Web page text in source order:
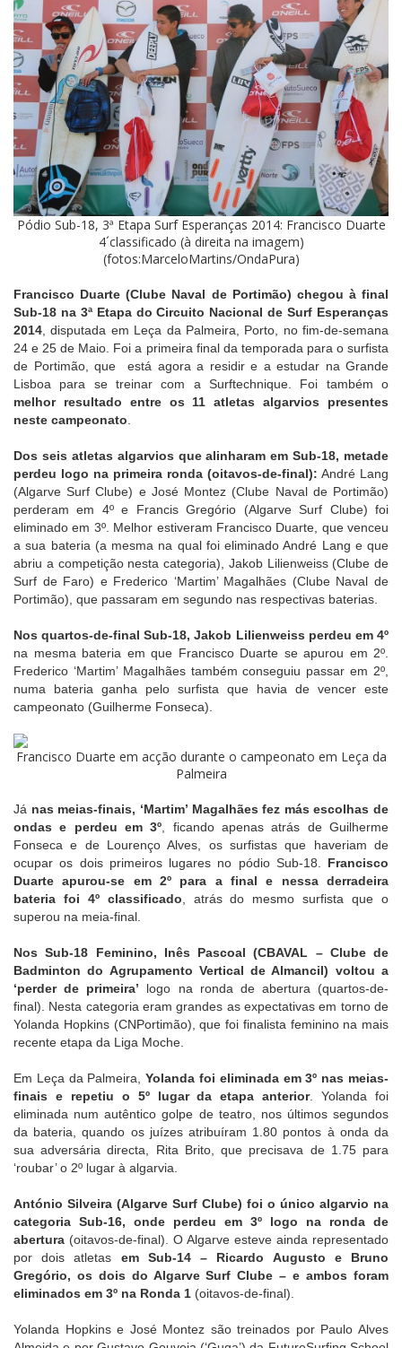
Pódio Sub-18, 3ª Etapa Surf Esperanças 2014: Francisco Duarte
4´classificado (à direita na imagem)
(fotos:MarceloMartins/OndaPura)
Francisco Duarte (Clube Naval de Portimão) chegou à final
Sub-18 na 3ª Etapa do Circuito Nacional de Surf Esperanças
2014, disputada em Leça da Palmeira, Porto, no fim-de-semana
24 e 25 de Maio. Foi a primeira final da temporada para o surfista
de Portimão, que está agora a residir e a estudar na Grande
Lisboa para se treinar com a Surftechnique. Foi também o
melhor resultado entre os 11 atletas algarvios presentes
neste campeonato.
Dos seis atletas algarvios que alinharam em Sub-18, metade
perdeu logo na primeira ronda (oitavos-de-final): André Lang
(Algarve Surf Clube) e José Montez (Clube Naval de Portimão)
perderam em 4º e Francis Gregório (Algarve Surf Clube) foi
eliminado em 3º. Melhor estiveram Francisco Duarte, que venceu
a sua bateria (a mesma na qual foi eliminado André Lang e que
abriu a competição nesta categoria), Jakob Lilienweiss (Clube de
Surf de Faro) e Frederico ‘Martim’ Magalhães (Clube Naval de
Portimão), que passaram em segundo nas respectivas baterias.
Nos quartos-de-final Sub-18, Jakob Lilienweiss perdeu em 4º
na mesma bateria em que Francisco Duarte se apurou em 2º.
Frederico ‘Martim’ Magalhães também conseguiu passar em 2º,
numa bateria ganha pelo surfista que havia de vencer este
campeonato (Guilherme Fonseca).
Francisco Duarte em acção durante o campeonato em Leça da
Palmeira
Já nas meias-finais, ‘Martim’ Magalhães fez más escolhas de
ondas e perdeu em 3º, ficando apenas atrás de Guilherme
Fonseca e de Lourenço Alves, os surfistas que haveriam de
ocupar os dois primeiros lugares no pódio Sub-18. Francisco
Duarte apurou-se em 2º para a final e nessa derradeira
bateria foi 4º classificado, atrás do mesmo surfista que o
superou na meia-final.
Nos Sub-18 Feminino, Inês Pascoal (CBAVAL – Clube de
Badminton do Agrupamento Vertical de Almancil) voltou a
‘perder de primeira’ logo na ronda de abertura (quartos-de-
final). Nesta categoria eram grandes as expectativas em torno de
Yolanda Hopkins (CNPortimão), que foi finalista feminino na mais
recente etapa da Liga Moche.
Em Leça da Palmeira,Yolanda foi eliminada em 3º nas meias-
finais e repetiu o 5º lugar da etapa anterior. Yolanda foi
eliminada num autêntico golpe de teatro, nos últimos segundos
da bateria, quando os juízes atribuíram 1.80 pontos à onda da
sua adversária directa, Rita Brito, que precisava de 1.75 para
‘roubar’ o 2º lugar à algarvia.
António Silveira (Algarve Surf Clube) foi o único algarvio na
categoria Sub-16, onde perdeu em 3º logo na ronda de
abertura (oitavos-de-final). O Algarve esteve ainda representado
por dois atletas em Sub-14 – Ricardo Augusto e Bruno
Gregório, os dois do Algarve Surf Clube – e ambos foram
eliminados em 3º na Ronda 1 (oitavos-de-final).
Yolanda Hopkins e José Montez são treinados por Paulo Alves